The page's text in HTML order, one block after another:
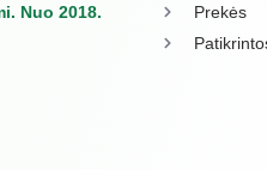
Nuo 2018.
Prekės